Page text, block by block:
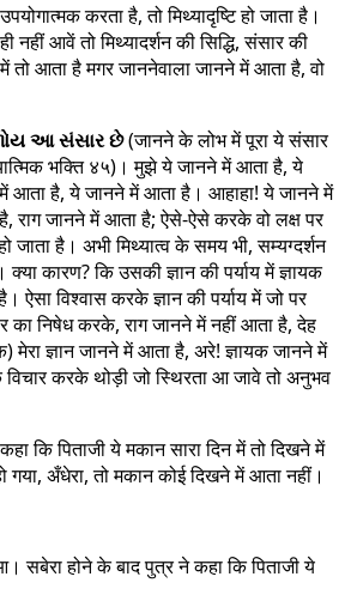
करता है, तो मिथ्यादृष्टि हो जाता है।
नहीं आवें तो मिथ्यादर्शन की सिद्धि, संसार की
में तो आता है मगर जाननेवाला जानने में आता है, वो
આ સંસાર છે(जानने के लोभ में पूरा ये संसार
भक्ति ४५)। मुझे ये जानने में आता है, ये
आता है, ये जानने में आता है। आहाहा! ये जानने में
राग जानने में आता है; ऐसे-ऐसे करके वो लक्ष पर
जाता है। अभी मिथ्यात्व के समय भी, सम्यग्दर्शन
कारण? कि उसकी ज्ञान की पर्याय में ज्ञायक
ऐसा विश्वास करके ज्ञान की पर्याय में जो पर
का निषेध करके, राग जानने में नहीं आता है, देह
मेरा ज्ञान जानने में आता है, अरे! ज्ञायक जानने में
करके थोड़ी जो स्थिरता आ जावे तो अनुभव
कि पिताजी ये मकान सारा दिन में तो दिखने में
गया, अँधेरा, तो मकान कोई दिखने में आता नहीं।
सबेरा होने के बाद पुत्र ने कहा कि पिताजी ये